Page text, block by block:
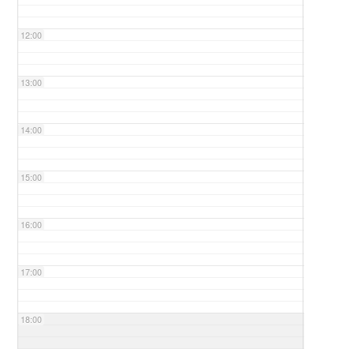
12:00
13:00
14:00
15:00
16:00
17:00
18:00